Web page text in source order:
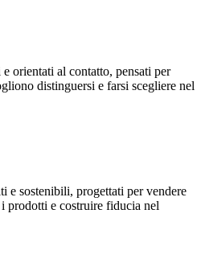
orientati al contatto, pensati per
distinguersi e farsi scegliere nel
e sostenibili, progettati per vendere
prodotti e costruire fiducia nel